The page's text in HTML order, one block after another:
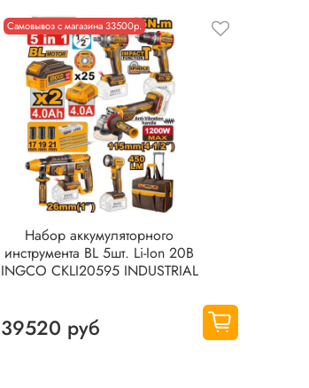
Самовывоз с магазина 33500р.
Набор аккумуляторного
инструмента BL 5шт. Li-Ion 20В
INGCO CKLI20595 INDUSTRIAL
39520 руб